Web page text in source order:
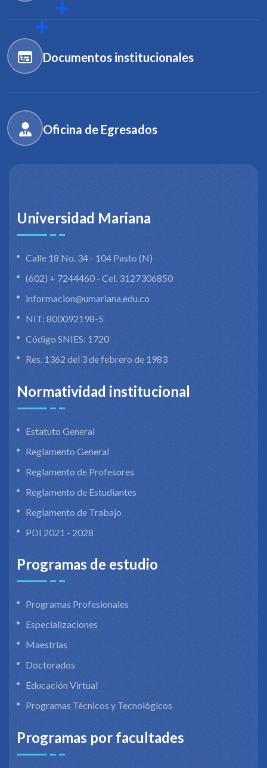
Documentos institucionales
Oficina de Egresados
Universidad Mariana
Calle 18 No. 34 - 104 Pasto (N)
(602) + 7244460 - Cel. 3127306850
informacion@umariana.edu.co
NIT: 800092198-5
Código SNIES: 1720
Res. 1362 del 3 de febrero de 1983
Normatividad institucional
Estatuto General
Reglamento General
Reglamento de Profesores
Reglamento de Estudiantes
Reglamento de Trabajo
PDI 2021 - 2028
Programas de estudio
Programas Profesionales
Especializaciones
Maestrías
Doctorados
Educación Virtual
Programas Técnicos y Tecnológicos
Programas por facultades